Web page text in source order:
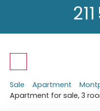
Sale Apartment
Apartment for sale, 3